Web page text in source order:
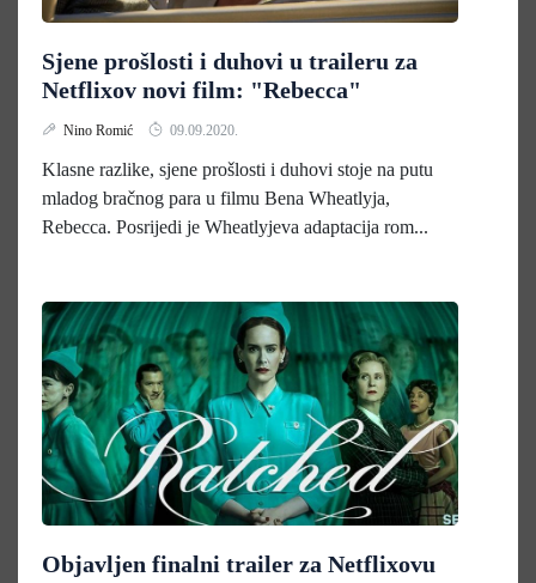
Sjene prošlosti i duhovi u traileru za
Netflixov novi film: "Rebecca"
Nino Romić 09.09.2020.
Klasne razlike, sjene prošlosti i duhovi stoje na putu
mladog bračnog para u filmu Bena Wheatlyja,
Rebecca. Posrijedi je Wheatlyjeva adaptacija rom...
Objavljen finalni trailer za Netflixovu